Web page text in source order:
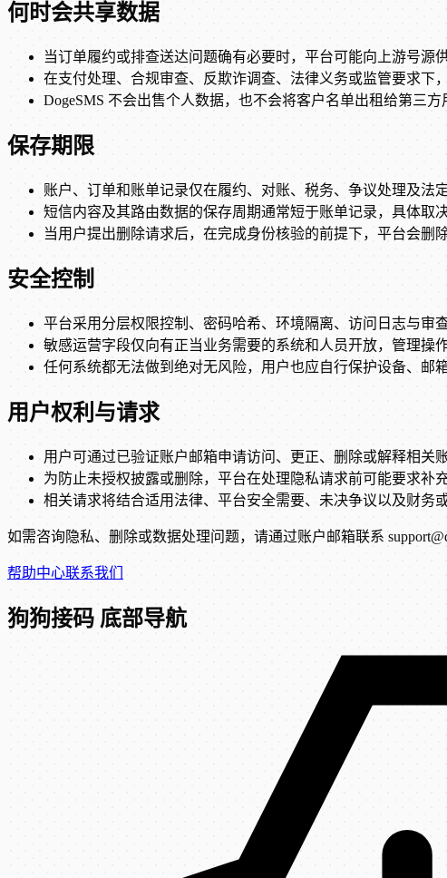
何时会共享数据
当订单履约或排查送达问题确有必要时，平台可能向上游号源
在支付处理、合规审查、反欺诈调查、法律义务或监管要求下
DogeSMS 不会出售个人数据，也不会将客户名单出租给第三方
保存期限
账户、订单和账单记录仅在履约、对账、税务、争议处理及法
短信内容及其路由数据的保存周期通常短于账单记录，具体取
当用户提出删除请求后，在完成身份核验的前提下，平台会删
安全控制
平台采用分层权限控制、密码哈希、环境隔离、访问日志与审
敏感运营字段仅向有正当业务需要的系统和人员开放，管理操
任何系统都无法做到绝对无风险，用户也应自行保护设备、邮
用户权利与请求
用户可通过已验证账户邮箱申请访问、更正、删除或解释相关账
为防止未授权披露或删除，平台在处理隐私请求前可能要求补
相关请求将结合适用法律、平台安全需要、未决争议以及财务
如需咨询隐私、删除或数据处理问题，请通过账户邮箱联系
帮助中心联系我们
狗狗接码 底部导航